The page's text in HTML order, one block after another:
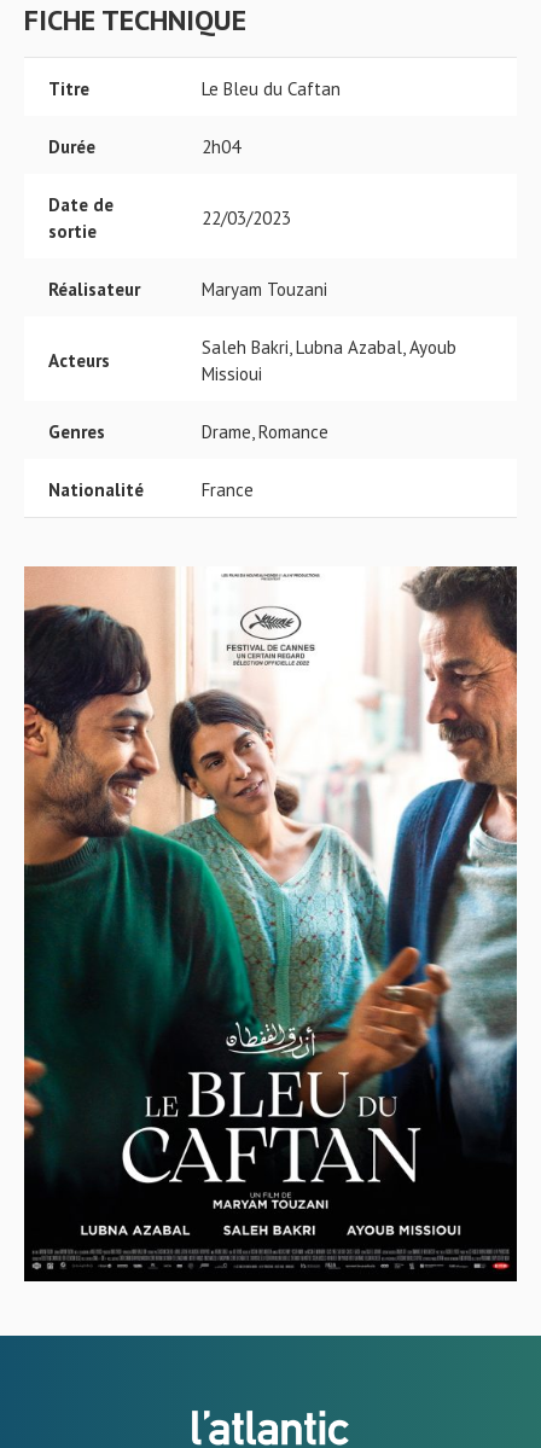
FICHE TECHNIQUE
Titre Le Bleu du Caftan
Durée 2h04
Date de
sortie
22/03/2023
Réalisateur Maryam Touzani
Acteurs
Saleh Bakri, Lubna Azabal, Ayoub
Missioui
Genres Drame, Romance
Nationalité France